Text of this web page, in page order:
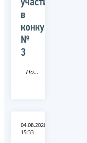
участия
в
конкурсе
№
3
Новость
04.08.2020
15:33